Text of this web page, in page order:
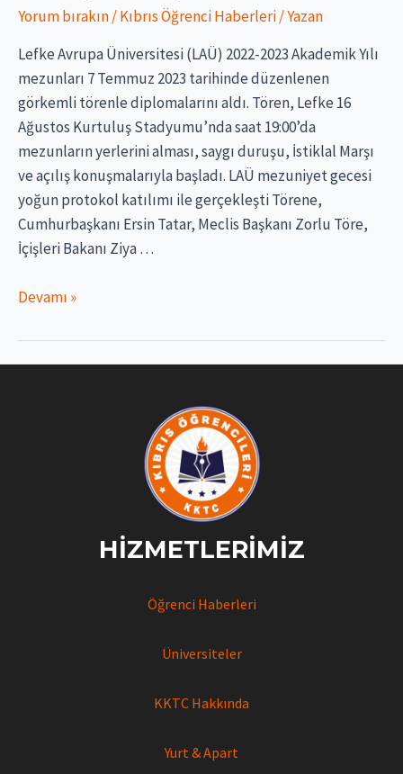
Yorum bırakın/Kıbrıs Öğrenci Haberleri/ Yazan
Lefke Avrupa Üniversitesi (LAÜ) 2022-2023 Akademik Yılı
mezunları 7 Temmuz 2023 tarihinde düzenlenen
görkemli törenle diplomalarını aldı. Tören, Lefke 16
Ağustos Kurtuluş Stadyumu’nda saat 19:00’da
mezunların yerlerini alması, saygı duruşu, İstiklal Marşı
ve açılış konuşmalarıyla başladı. LAÜ mezuniyet gecesi
yoğun protokol katılımı ile gerçekleşti Törene,
Cumhurbaşkanı Ersin Tatar, Meclis Başkanı Zorlu Töre,
İçişleri Bakanı Ziya …
LAÜ
töreni
çoşkuyla
Devamı »
HIZMETLERIMIZ
Öğrenci Haberleri
Üniversiteler
KKTC Hakkında
Yurt & Apart